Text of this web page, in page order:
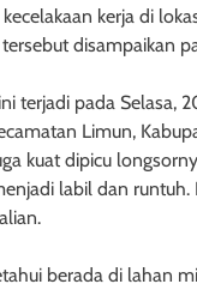
kerja di
disampaikan
terjadi pada Selasa,
Limun,
kuat dipicu
labil dan
berada di lahan